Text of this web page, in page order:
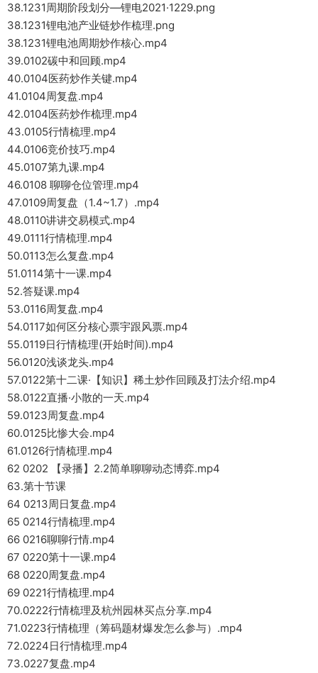
38.1231周期阶段划分—锂电2021·1229.png
38.1231锂电池产业链炒作梳理.png
38.1231锂电池周期炒作核心.mp4
39.0102碳中和回顾.mp4
40.0104医药炒作关键.mp4
41.0104周复盘.mp4
42.0104医药炒作梳理.mp4
43.0105行情梳理.mp4
44.0106竞价技巧.mp4
45.0107第九课.mp4
46.0108 聊聊仓位管理.mp4
47.0109周复盘（1.4~1.7）.mp4
48.0110讲讲交易模式.mp4
49.0111行情梳理.mp4
50.0113怎么复盘.mp4
51.0114第十一课.mp4
52.答疑课.mp4
53.0116周复盘.mp4
54.0117如何区分核心票宇跟风票.mp4
55.0119日行情梳理(开始时间).mp4
56.0120浅谈龙头.mp4
57.0122第十二课·【知识】稀土炒作回顾及打法介绍.mp4
58.0122直播·小散的一天.mp4
59.0123周复盘.mp4
60.0125比惨大会.mp4
61.0126行情梳理.mp4
62 0202 【录播】2.2简单聊聊动态博弈.mp4
63.第十节课
64 0213周日复盘.mp4
65 0214行情梳理.mp4
66 0216聊聊行情.mp4
67 0220第十一课.mp4
68 0220周复盘.mp4
69 0221行情梳理.mp4
70.0222行情梳理及杭州园林买点分享.mp4
71.0223行情梳理（筹码题材爆发怎么参与）.mp4
72.0224日行情梳理.mp4
73.0227复盘.mp4